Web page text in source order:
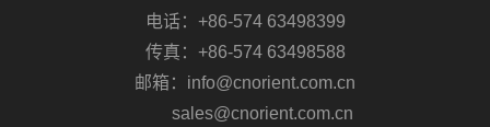
电话：+86-574 63498399
传真：+86-574 63498588
邮箱：info@cnorient.com.cn
sales@cnorient.com.cn